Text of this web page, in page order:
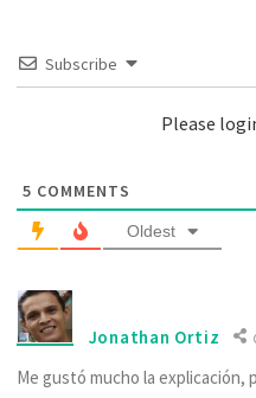
Subscribe
Please
5 COMMENTS
Oldest
Jonathan Ortiz
Me gustó mucho la explicación,